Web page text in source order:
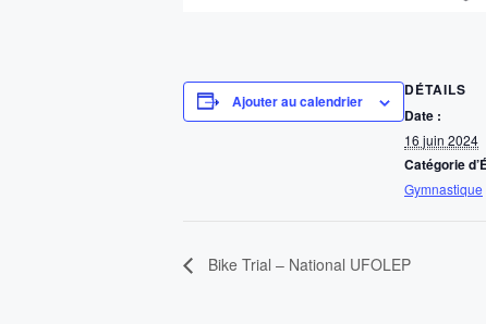
Ajouter au calendrier
DÉTAILS
Date :
16 juin 2024
Catégorie
Gymnastique
Bike Trial – National UFOLEP